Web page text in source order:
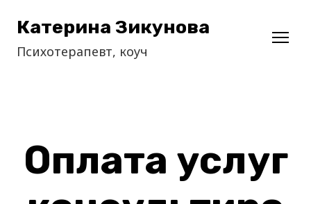
Катерина Зикунова
Психотерапевт, коуч
Оплата услуг